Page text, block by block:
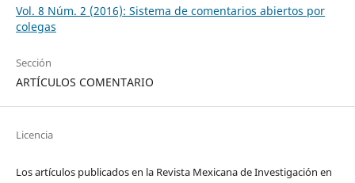
Vol. 8 Núm. 2 (2016): Sistema de comentarios abiertos por
colegas
Sección
ARTÍCULOS COMENTARIO
Licencia
Los artículos publicados en la Revista Mexicana de Investigación en